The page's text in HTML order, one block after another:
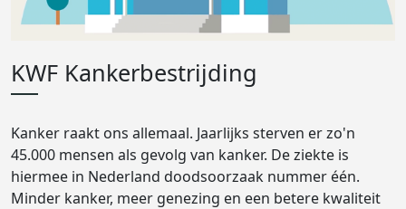
KWF Kankerbestrijding
Kanker raakt ons allemaal. Jaarlijks sterven er zo'n
45.000 mensen als gevolg van kanker. De ziekte is
hiermee in Nederland doodsoorzaak nummer één.
Minder kanker, meer genezing en een betere kwaliteit